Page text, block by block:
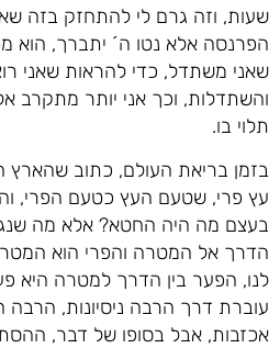
שעות, וזה גרם לי להתחזק בזה
הפרנסה אלא נטו ה´ יתברך, הוא
שאני משתדל, כדי להראות שאני
והשתדלות, וכך אני יותר מתקרב
תלוי בו.
בזמן בריאת העולם, כתוב שהארץ
עץ פרי, שטעם העץ כטעם הפרי,
בעצם מה היה החטא? אלא מה
הדרך אל המטרה והפרי הוא
לנו, הפער בין הדרך למטרה היא
עוברת דרך הרבה ניסיונות,
אכזבות, אבל בסופו של דבר,